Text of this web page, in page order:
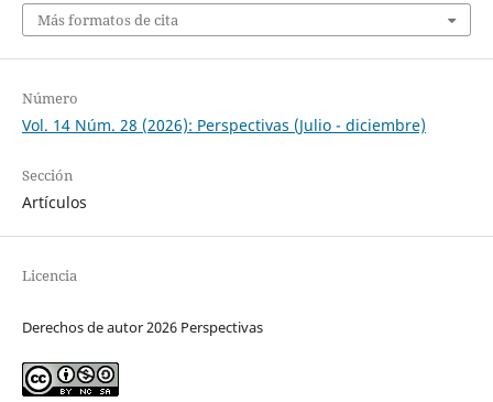
Más formatos de cita
Número
Vol. 14 Núm. 28 (2026): Perspectivas (Julio - diciembre)
Sección
Artículos
Licencia
Derechos de autor 2026 Perspectivas